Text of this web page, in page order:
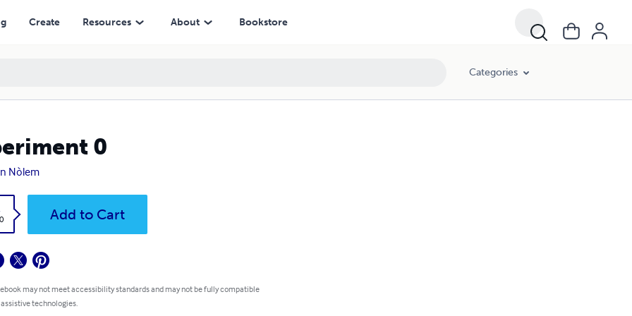
Create Resources About Bookstore
Categories
0
Nòlem
Add to Cart
may not meet accessibility standards and may not be fully compatible
technologies.